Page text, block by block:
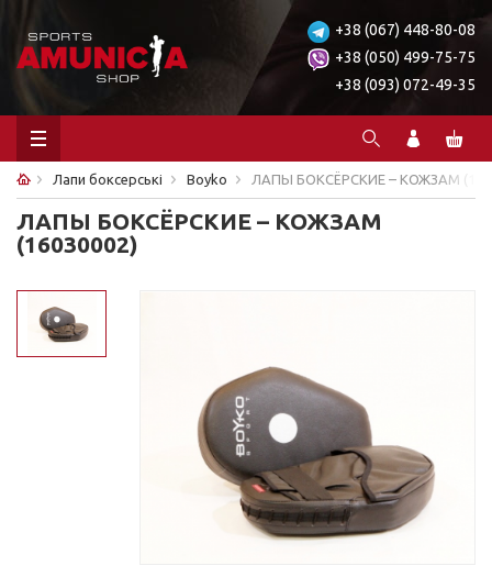
+38 (067) 448-80-08
+38 (050) 499-75-75
+38 (093) 072-49-35
Лапи боксерські Boyko ЛАПЫ БОКСЁРСКИЕ – КОЖЗАМ
ЛАПЫ БОКСЁРСКИЕ – КОЖЗАМ
(16030002)